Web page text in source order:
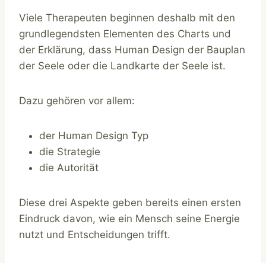
Viele Therapeuten beginnen deshalb mit den
grundlegendsten Elementen des Charts und
der Erklärung, dass Human Design der Bauplan
der Seele oder die Landkarte der Seele ist.
Dazu gehören vor allem:
der Human Design Typ
die Strategie
die Autorität
Diese drei Aspekte geben bereits einen ersten
Eindruck davon, wie ein Mensch seine Energie
nutzt und Entscheidungen trifft.